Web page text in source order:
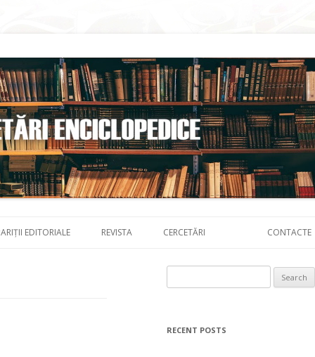
EDITORIALE REVISTA CERCETĂRI CONTACTE
RECENT POSTS